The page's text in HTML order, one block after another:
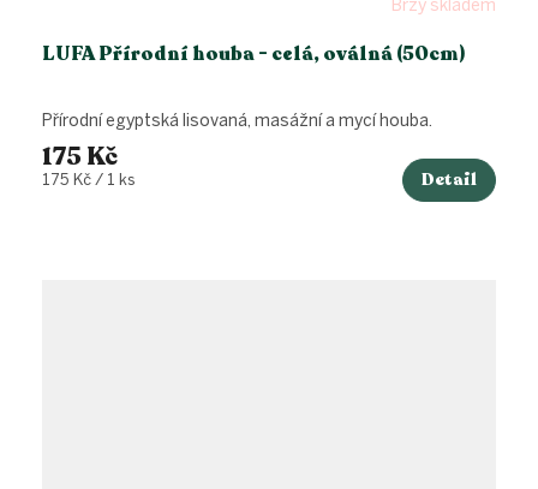
LUFA Přírodní houba - celá, oválná (50cm)
Brzy skladem
175 Kč
Měrná
175 Kč / 1 ks Detail
Přírodní egyptská lisovaná, masážní a mycí houba.